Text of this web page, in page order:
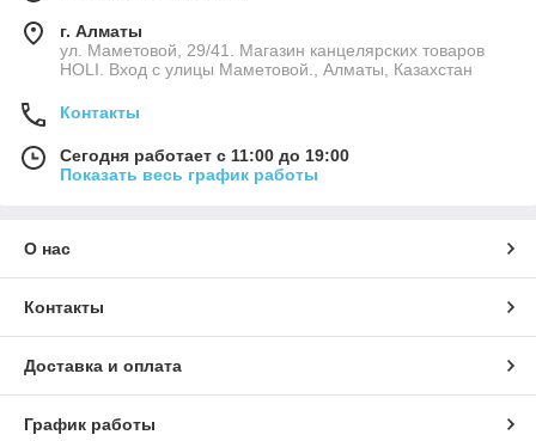
г. Алматы
ул. Маметовой, 29/41. Магазин канцелярских товаров
HOLI. Вход с улицы Маметовой., Алматы, Казахстан
Контакты
Сегодня работает с 11:00 до 19:00
Показать весь график работы
О нас
Контакты
Доставка и оплата
График работы